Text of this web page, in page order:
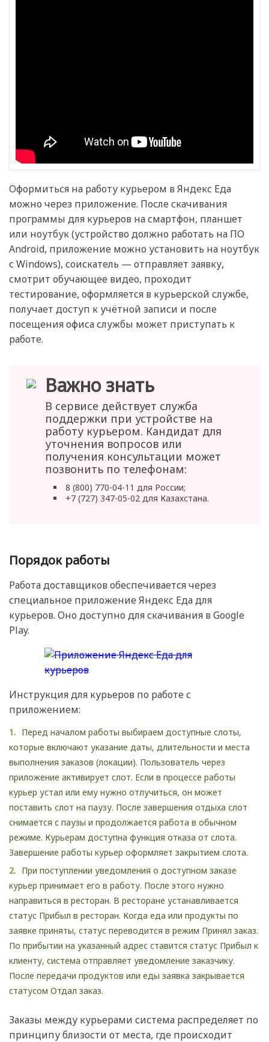
Оформиться на работу курьером в Яндекс Еда
можно через приложение. После скачивания
программы для курьеров на смартфон, планшет
или ноутбук (устройство должно работать на ПО
Android, приложение можно установить на ноутбук
с Windows), соискатель — отправляет заявку,
смотрит обучающее видео, проходит
тестирование, оформляется в курьерской службе,
получает доступ к учётной записи и после
посещения офиса службы может приступать к
работе.
Важно знать
В сервисе действует служба
поддержки при устройстве на
работу курьером. Кандидат для
уточнения вопросов или
получения консультации может
позвонить по телефонам:
8 (800) 770-04-11 для России;
+7 (727) 347-05-02 для Казахстана.
Порядок работы
Работа доставщиков обеспечивается через
специальное приложение Яндекс Еда для
курьеров. Оно доступно для скачивания в Google
Play.
Инструкция для курьеров по работе с
приложением:
Перед началом работы выбираем доступные слоты,
которые включают указание даты, длительности и места
выполнения заказов (локации). Пользователь через
приложение активирует слот. Если в процессе работы
курьер устал или ему нужно отлучиться, он может
поставить слот на паузу. После завершения отдыха слот
снимается с паузы и продолжается работа в обычном
режиме. Курьерам доступна функция отказа от слота.
Завершение работы курьер оформляет закрытием слота.
При поступлении уведомления о доступном заказе
курьер принимает его в работу. После этого нужно
направиться в ресторан. В ресторане устанавливается
статус Прибыл в ресторан. Когда еда или продукты по
заявке приняты, статус переводится в режим Принял заказ.
По прибытии на указанный адрес ставится статус Прибыл к
клиенту, система отправляет уведомление заказчику.
После передачи продуктов или еды заявка закрывается
статусом Отдал заказ.
Заказы между курьерами система распределяет по
принципу близости от места, где происходит